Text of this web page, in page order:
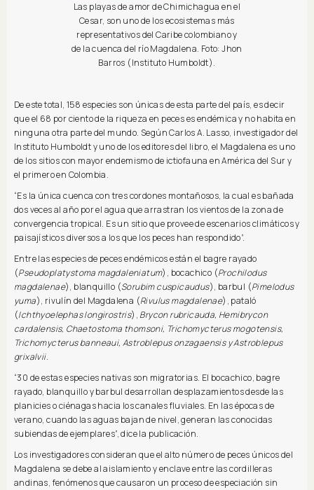
Las playas de amor de Chimichagua en el
Cesar, son uno de los ecosistemas más
representativos del Caribe colombiano y
de la cuenca del río Magdalena. Foto: Jhon
Barros (Instituto Humboldt).
De este total, 158 especies son únicas de esta parte del país, es decir
que el 68 por ciento de la riqueza en peces es endémica y no habita en
ninguna otra parte del mundo. Según Carlos A. Lasso, investigador del
Instituto Humboldt y uno de los editores del libro, el Magdalena es uno
de los sitios con mayor endemismo de ictiofauna en América del Sur y
el primero en Colombia.
“Es la única cuenca con tres cordones montañosos, la cual es bañada
dos veces al año por el agua que arrastran los vientos de la zona de
convergencia tropical. Es un sitio que provee de escenarios climáticos y
paisajísticos diversos a los que los peces han respondido”.
Entre las especies de peces endémicos están el bagre rayado
(Pseudoplatystoma magdaleniatum), bocachico (Prochilodus
magdalenae), blanquillo (Sorubim cuspicaudus), barbul (Pimelodus
yuma), rivulín del Magdalena (Rivulus magdalenae), pataló
(Ichthyoelephas longirostris), Brycon rubricauda, Hemibrycon
cardalensis, Chaetostoma thomsoni, Trichomycterus mogotensis,
Trichomycterus banneaui, Astroblepus onzagaensis y Astroblepus
grixalvii.
“30 de estas especies nativas son migratorias. El bocachico, bagre
rayado, blanquillo y barbul desarrollan desplazamientos desde las
planicies o ciénagas hacia los canales fluviales. En las épocas de
verano, cuando las aguas bajan de nivel, generan las conocidas
subiendas de ejemplares”, dice la publicación.
Los investigadores consideran que el alto número de peces únicos del
Magdalena se debe al aislamiento y enclave entre las cordilleras
andinas, fenómenos que causaron un proceso de especiación sin